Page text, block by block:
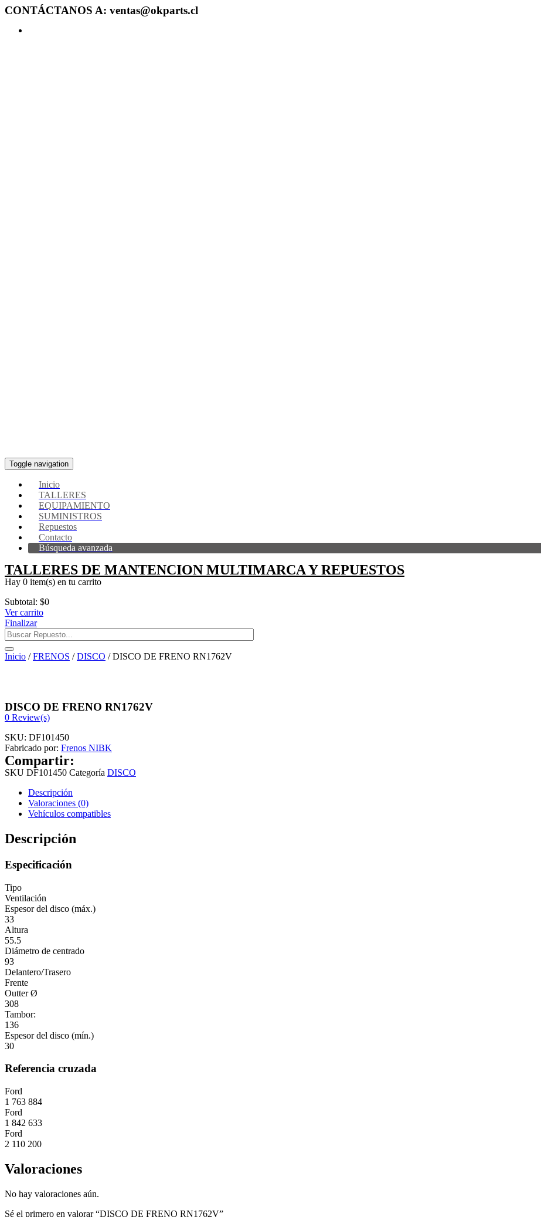
CONTÁCTANOS A: ventas@okparts.cl
Toggle navigation
Inicio
TALLERES
EQUIPAMIENTO
SUMINISTROS
Repuestos
Contacto
Búsqueda avanzada
TALLERES DE MANTENCION MULTIMARCA Y REPUESTOS
Hay 0 item(s) en tu carrito
Subtotal: $0
Ver carrito
Finalizar
Inicio /FRENOS /DISCO / DISCO DE FRENO RN1762V
DISCO DE FRENO RN1762V
0 Review(s)
SKU: DF101450
Fabricado por: Frenos NIBK
Compartir:
SKU DF101450 Categoría DISCO
Descripción
Valoraciones (0)
Vehículos compatibles
Descripción
Especificación
Tipo
Ventilación
Espesor del disco (máx.)
33
Altura
55.5
Diámetro de centrado
93
Delantero/Trasero
Frente
Outter Ø
308
Tambor:
136
Espesor del disco (mín.)
30
Referencia cruzada
Ford
1 763 884
Ford
1 842 633
Ford
2 110 200
Valoraciones
No hay valoraciones aún.
Sé el primero en valorar “DISCO DE FRENO RN1762V”